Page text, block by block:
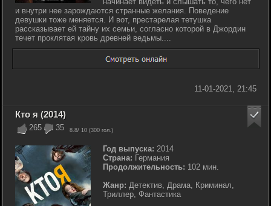
и внутри нее зарождаются странные желания. Поведение
девушки тоже меняется. И вот, престарелая тетушка
рассказывает ей тайну их семьи, согласно которой в Джордин
течет проклятая кровь древней ведьмы....
11-01-2021, 21:45
265 35 8.8/ 10 (300 гол.)
Кто я (2014)
Год выпуска: 2014
Страна: Германия
Продолжительность: 102 мин.
Жанр: Детектив, Драма, Криминал,
Триллер, Фантастика